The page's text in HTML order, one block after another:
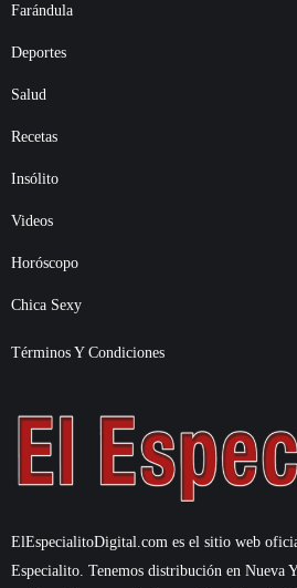
Farándula
Deportes
Salud
Recetas
Insólito
Videos
Horóscopo
Chica Sexy
Términos Y Condiciones
ElEspecialitoDigital.com es el sitio web
Especialito. Tenemos distribución en Nueva